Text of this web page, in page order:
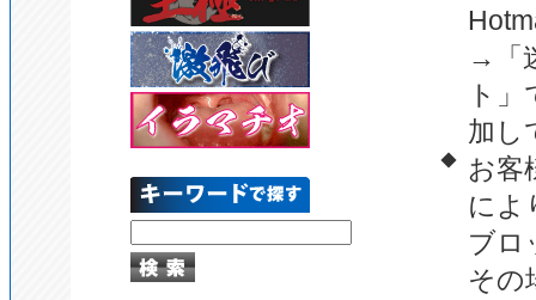
→「
ト
加し
◆
お客
によ
ブロ
その